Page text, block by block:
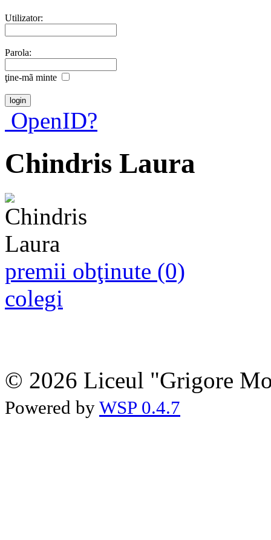
Utilizator:
Parola:
ţine-mã minte
OpenID?
Chindris Laura
premii obţinute (0)
colegi
© 2026 Liceul "Grigore
Powered by WSP 0.4.7